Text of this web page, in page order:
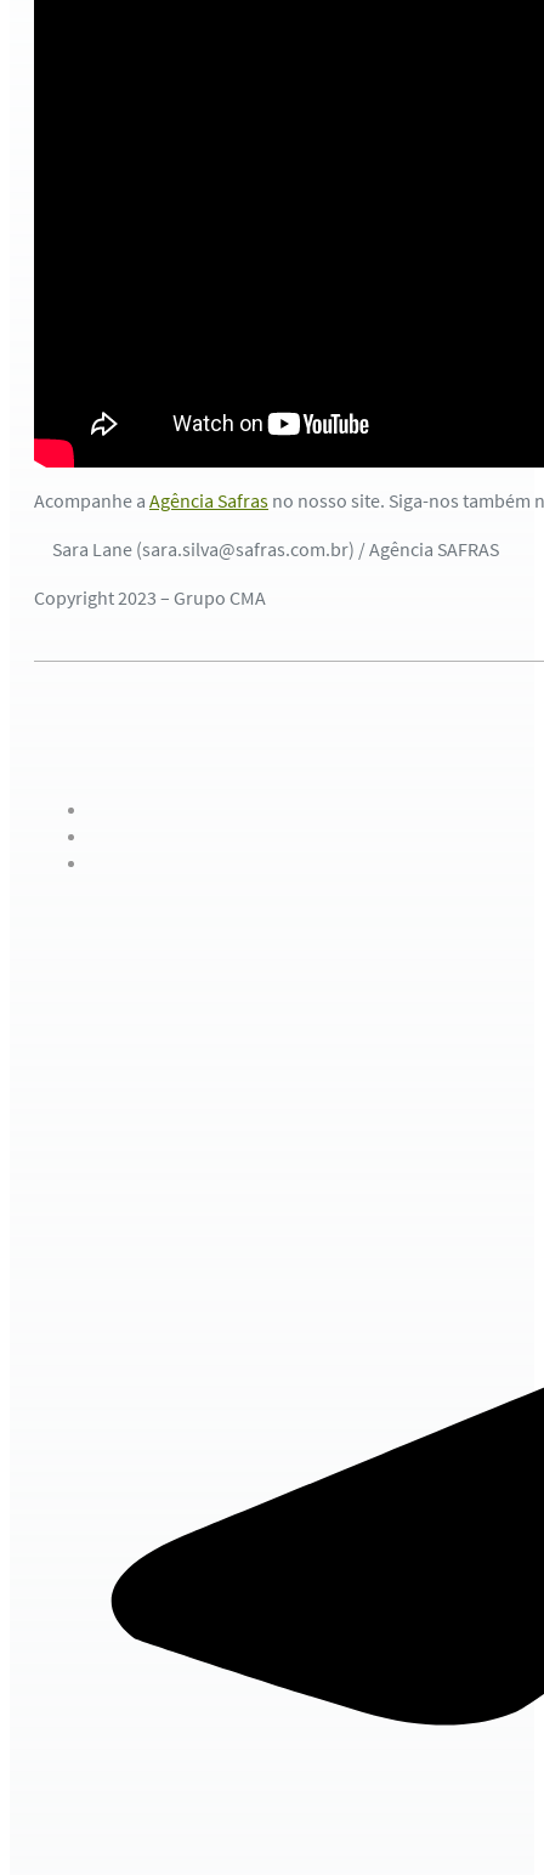
Acompanhe a Agência Safras no nosso site. Siga-nos também
Sara Lane (sara.silva@safras.com.br) / Agência SAFRAS
Copyright 2023 – Grupo CMA